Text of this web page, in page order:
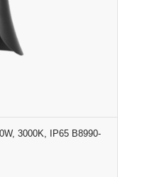
3000K, IP65 B8990-